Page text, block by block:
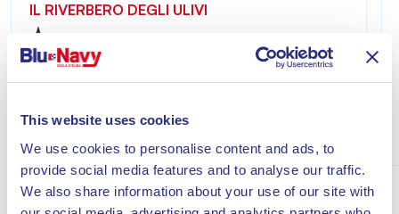
This website uses cookies
We use cookies to personalise content and ads, to
provide social media features and to analyse our traffic.
We also share information about your use of our site with
IL RIVERBERO DEGLI ULIVI
Riverbero degli Ulivi è accogliente e riservato,
ideale per chi desidera vivere un soggiorno